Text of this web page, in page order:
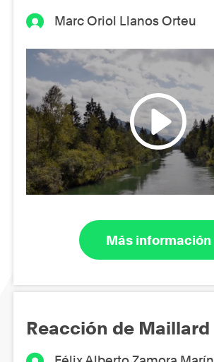
Marc Oriol Llanos Orteu
Más información
Reacción de Maillard